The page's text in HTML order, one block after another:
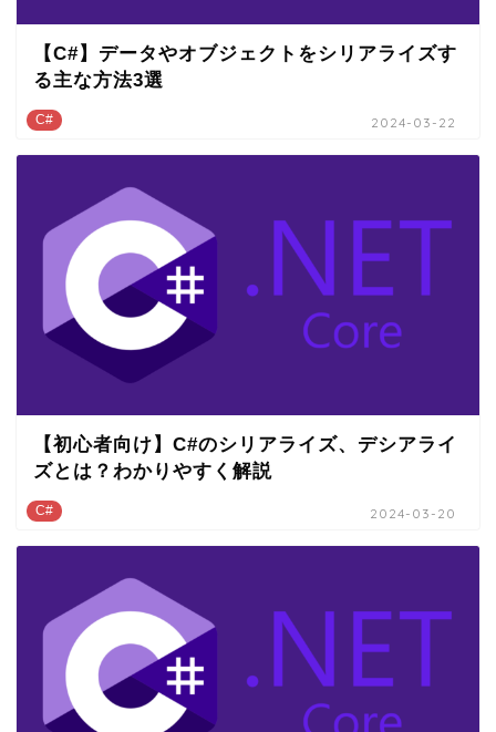
C#
【C#】データやオブジェクトをシリアライズす
る主な方法3選
2024-03-22
C#
【初心者向け】C#のシリアライズ、デシアライ
ズとは？わかりやすく解説
2024-03-20